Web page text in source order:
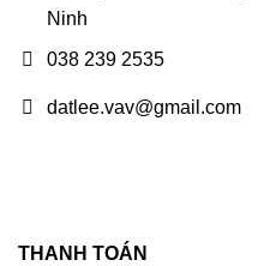
Ninh
038 239 2535
datlee.vav@gmail.com
THANH TOÁN